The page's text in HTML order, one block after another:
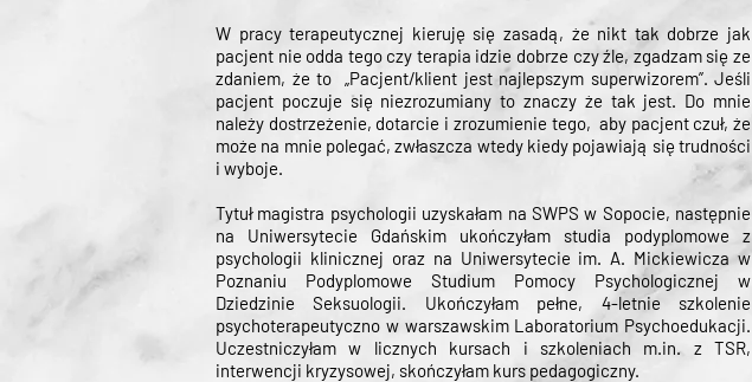
W pracy terapeutycznej kieruję się zasadą, że nikt tak dobrze jak
pacjent nie odda tego czy terapia idzie dobrze czy źle, zgadzam się ze
zdaniem, że to „Pacjent/klient jest najlepszym superwizorem”. Jeśli
pacjent poczuje się niezrozumiany to znaczy że tak jest. Do mnie
należy dostrzeżenie, dotarcie i zrozumienie tego, aby pacjent czuł, że
może na mnie polegać, zwłaszcza wtedy kiedy pojawiają się trudności
i wyboje.
Tytuł magistra psychologii uzyskałam na SWPS w Sopocie, następnie
na Uniwersytecie Gdańskim ukończyłam studia podyplomowe z
psychologii klinicznej oraz na Uniwersytecie im. A. Mickiewicza w
Poznaniu Podyplomowe Studium Pomocy Psychologicznej w
Dziedzinie Seksuologii. Ukończyłam pełne, 4-letnie szkolenie
psychoterapeutyczno w warszawskim Laboratorium Psychoedukacji.
Uczestniczyłam w licznych kursach i szkoleniach m.in. z TSR,
interwencji kryzysowej, skończyłam kurs pedagogiczny.